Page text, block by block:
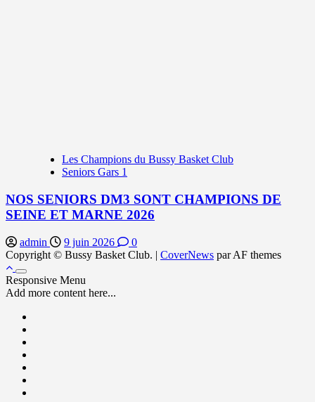
Les Champions du Bussy Basket Club
Seniors Gars 1
NOS SENIORS DM3 SONT CHAMPIONS DE
SEINE ET MARNE 2026
admin 9 juin 2026
0
Copyright © Bussy Basket Club. | CoverNews par AF themes
Responsive Menu
Add more content here...